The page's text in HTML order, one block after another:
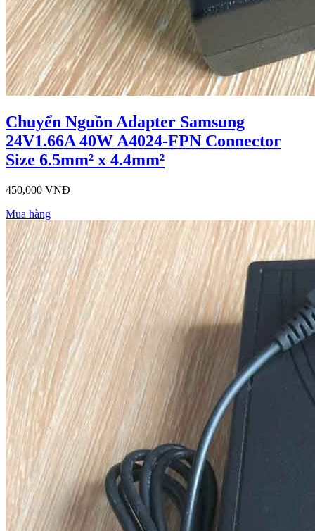
Chuyển Nguồn Adapter Samsung
24V1.66A 40W A4024-FPN Connector
Size 6.5mm² x 4.4mm²
450,000 VNĐ
Mua hàng